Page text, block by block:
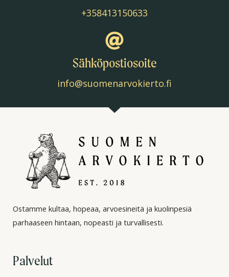
+358413150633
Sähköpostiosoite
info@suomenarvokierto.fi
Ostamme kultaa, hopeaa, arvoesineitä ja kuolinpesiä
parhaaseen hintaan, nopeasti ja turvallisesti.
Palvelut